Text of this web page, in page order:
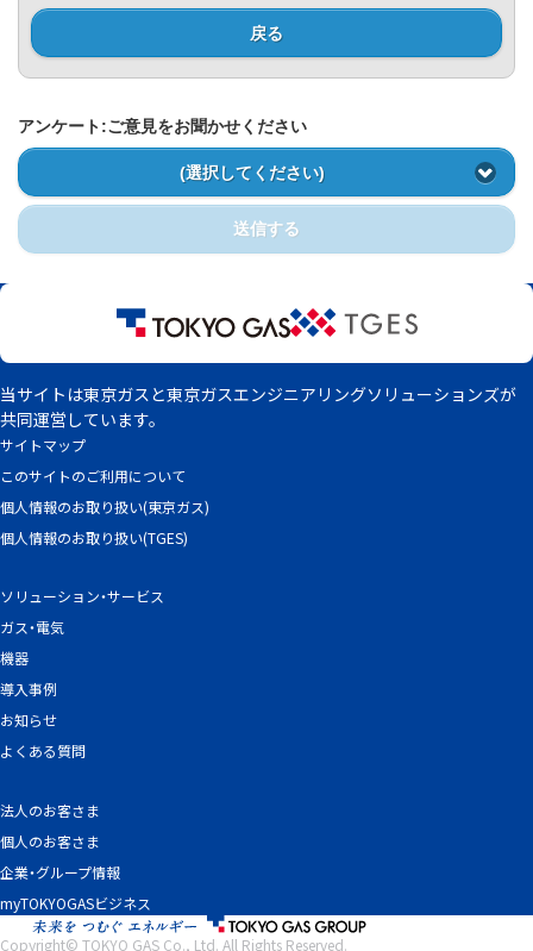
戻る
アンケート:ご意見をお聞かせください
(選択してください)
送信する
サイトマップ
このサイトのご利用について
個人情報のお取り扱い(東京ガス)
個人情報のお取り扱い(TGES)
ソリューション・サービス
ガス・電気
機器
導入事例
お知らせ
よくある質問
法人のお客さま
個人のお客さま
企業・グループ情報
myTOKYOGASビジネス
当サイトは東京ガスと東京ガスエンジニアリングソリューションズが
共同運営しています。
Copyright© TOKYO GAS Co., Ltd. All Rights Reserved.